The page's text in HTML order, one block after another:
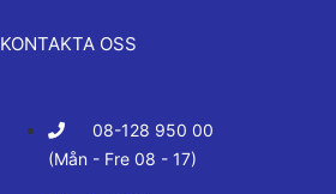
KONTAKTA OSS
08-128 950 00
(Mån - Fre 08 - 17)